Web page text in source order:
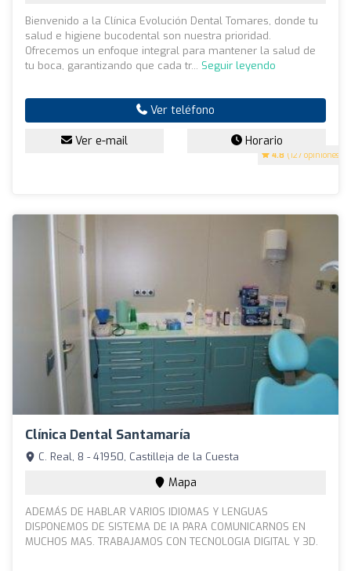
4.8 (127 opiniones)
Bienvenido a la Clínica Evolución Dental Tomares, donde tu
salud e higiene bucodental son nuestra prioridad.
Ofrecemos un enfoque integral para mantener la salud de
tu boca, garantizando que cada tr... Seguir leyendo
Ver teléfono
Ver e-mail Horario
Clínica Dental Santamaría
C. Real, 8 - 41950, Castilleja de la Cuesta
Mapa
ADEMÁS DE HABLAR VARIOS IDIOMAS Y LENGUAS
DISPONEMOS DE SISTEMA DE IA PARA COMUNICARNOS EN
MUCHOS MAS. TRABAJAMOS CON TECNOLOGIA DIGITAL Y 3D.